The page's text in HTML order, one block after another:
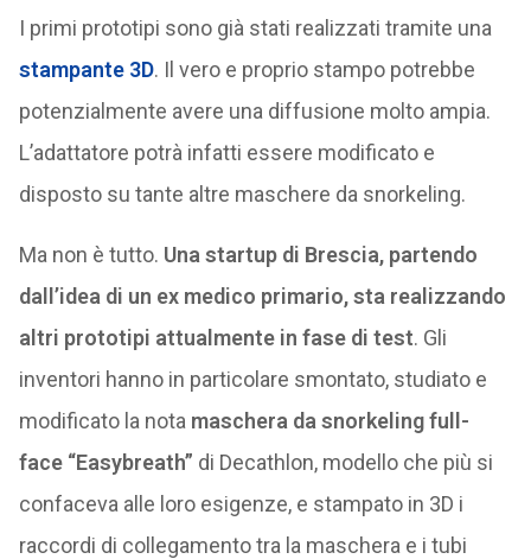
I primi prototipi sono già stati realizzati tramite una
stampante 3D. Il vero e proprio stampo potrebbe
potenzialmente avere una diffusione molto ampia.
L’adattatore potrà infatti essere modificato e
disposto su tante altre maschere da snorkeling.
Ma non è tutto. Una startup di Brescia, partendo
dall’idea di un ex medico primario, sta realizzando
altri prototipi attualmente in fase di test. Gli
inventori hanno in particolare smontato, studiato e
modificato la nota maschera da snorkeling full-
face “Easybreath” di Decathlon, modello che più si
confaceva alle loro esigenze, e stampato in 3D i
raccordi di collegamento tra la maschera e i tubi